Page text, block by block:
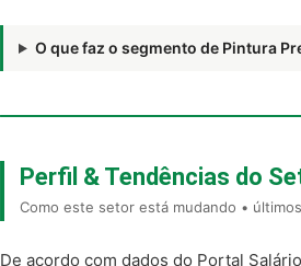
O que faz o segmento de Pintura
Perfil & Tendências do
Como este setor está mudando •
De acordo com dados do Portal